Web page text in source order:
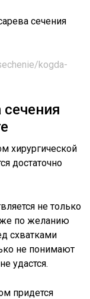
сечения
kogda-
хирургической
достаточно
не только
по желанию
схватками
не понимают
удастся.
придется